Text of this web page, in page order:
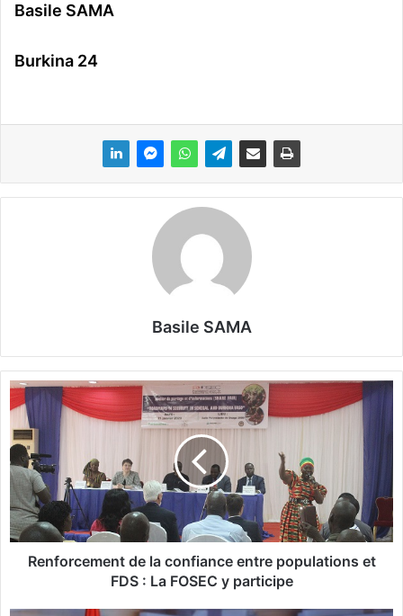
Basile SAMA
Burkina 24
Basile SAMA
R
e
n
f
o
r
c
e
m
Renforcement de la confiance entre populations et
FDS : La FOSEC y participe